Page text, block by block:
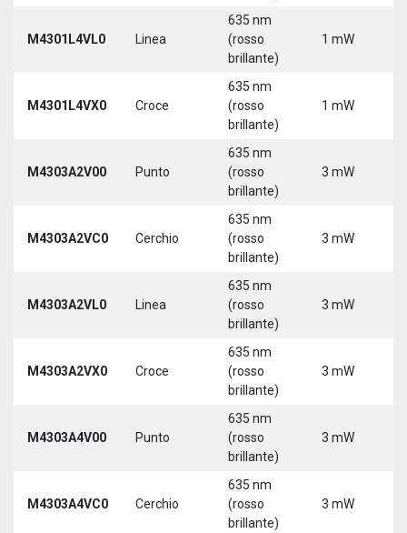
M4301L4VL0 Linea
635 nm
(rosso
brillante)
1 mW
M4301L4VX0 Croce
635 nm
(rosso
brillante)
1 mW
M4303A2V00 Punto
635 nm
(rosso
brillante)
3 mW
M4303A2VC0 Cerchio
635 nm
(rosso
brillante)
3 mW
M4303A2VL0 Linea
635 nm
(rosso
brillante)
3 mW
M4303A2VX0 Croce
635 nm
(rosso
brillante)
3 mW
M4303A4V00 Punto
635 nm
(rosso
brillante)
3 mW
M4303A4VC0 Cerchio
635 nm
(rosso
brillante)
3 mW